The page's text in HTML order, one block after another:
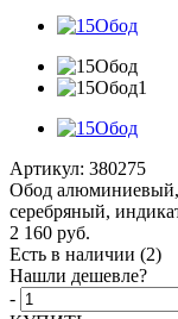
Артикул: 380275
Обод
серебряный,
2 160 руб.
Есть в наличии (2)
Нашли дешевле?
-